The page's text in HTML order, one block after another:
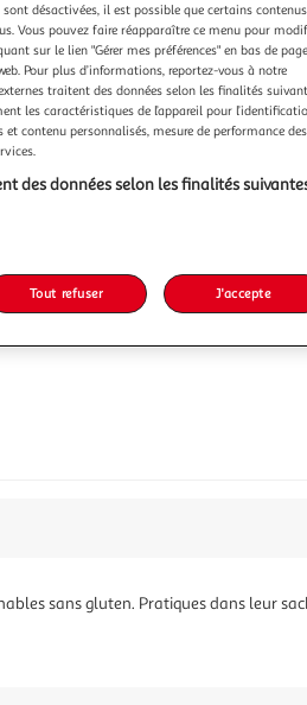
sans gluten. Pratiques dans leur
désactivées, il est possible que certains
Vous pouvez faire réapparaître ce menu pour
sur le lien "Gérer mes préférences" en bas de
Pour plus d’informations, reportez-vous à notre
traitent des données selon les finalités
les caractéristiques de l’appareil pour
contenu personnalisés, mesure de performance des
des données selon les finalités
Tout refuser J'accepte